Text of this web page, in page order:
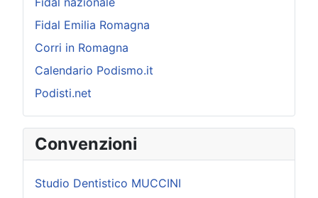
Fidal Emilia Romagna
Corri in Romagna
Calendario Podismo.it
Podisti.net
Convenzioni
Studio Dentistico MUCCINI